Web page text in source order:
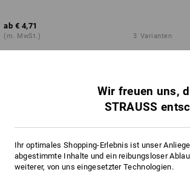
ab € 4,71
(m. MwSt.) 3 Varianten
Wir freuen uns,
STRAUSS
Ihr optimales Shopping-Erlebnis ist unser
abgestimmte Inhalte und ein reibungsloser
weiterer, von uns eingesetzter Technologien.